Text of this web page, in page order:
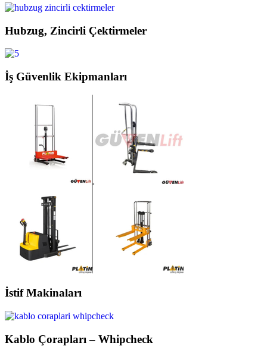
Hubzug, Zincirli Çektirmeler
İş Güvenlik Ekipmanları
İstif Makinaları
Kablo Çorapları – Whipcheck